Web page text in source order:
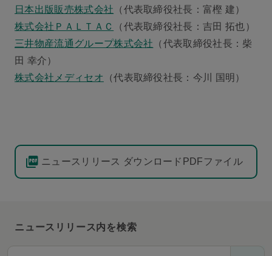
日本出版販売株式会社 （代表取締役社長：富樫 建）
株式会社ＰＡＬＴＡＣ
（代表取締役社長：吉田 拓也）
三井物産流通グループ株式会社 （代表取締役社長：柴
田 幸介）
株式会社メディセオ
（代表取締役社長：今川 国明）
ニュースリリース ダウンロードPDFファイル
ニュースリリース内を検索